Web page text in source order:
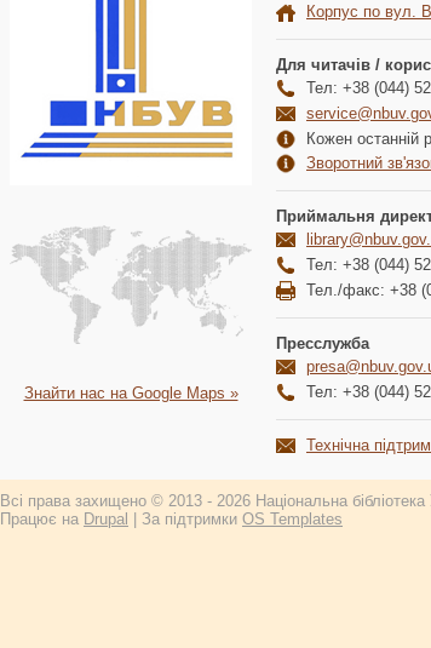
Знайти нас на Google Maps »
Корпус по вул.
Для читачів /
Тел: +38 (044)
Кожен останній
Зворотний
Приймальня
Тел: +38 (044)
Тел./факс: +38
Пресслужба
Тел: +38 (044)
Технічна
Всі права захищено © 2013 - 2026 Національна бібліотека
Працює на Drupal | За підтримки OS Templates